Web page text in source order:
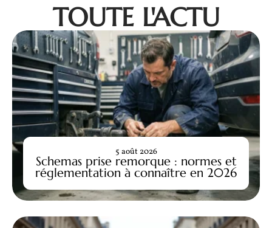
TOUTE L'ACTU
Schemas prise remorque : normes et
réglementation à connaître en 2026
5 août 2026